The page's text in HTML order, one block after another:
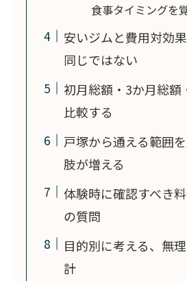
食事タイミングを
安いジムと費用対効
同じではない
初月総額・3か月総額
比較する
戸塚から通える範囲
肢が増える
体験時に確認すべき
の質問
目的別に考える、無
計